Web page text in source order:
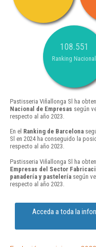
108.551
Ranking Nacional
Pastisseria Viñallonga Sl ha
Nacional de Empresas según
respecto al año 2023.
En el Ranking de Barcelona
Sl en 2024 ha conseguido la
respecto al año 2023.
Pastisseria Viñallonga Sl ha
Empresas del Sector
panadería y pastelería según
respecto al año 2023.
Acceda a toda la